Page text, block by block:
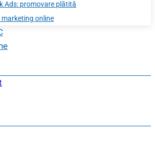
Ads: promovare plătită
marketing online